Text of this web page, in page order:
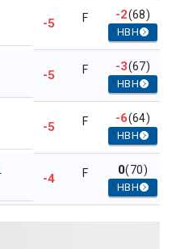
-5 F -2(68)
HBH
-5 F -3(67)
HBH
-5 F -6(64)
HBH
-4 F 0(70)
HBH